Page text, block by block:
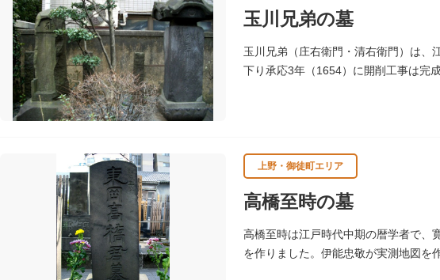
玉川兄弟の墓
玉川兄弟（庄右衛門・清右衛門）は、
下り承応3年（1654）に開削工事は完
上野・御徒町エリア
高橋至時の墓
高橋至時は江戸時代中期の暦学者で、
を作りました。伊能忠敬が実測地図を